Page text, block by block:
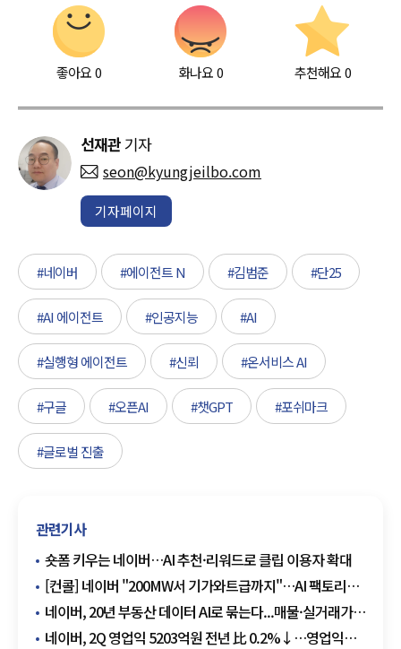
좋아요0 화나요0 추천해요 0
선재관 기자
seon@kyungjeilbo.com
기자페이지
#네이버 #에이전트 N #김범준 #단25
#AI 에이전트 #인공지능 #AI
#실행형 에이전트 #신뢰 #온서비스 AI
#구글 #오픈AI #챗GPT #포쉬마크
#글로벌 진출
관련기사
숏폼 키우는 네이버…AI 추천·리워드로 클립 이용자 확대
[컨콜] 네이버 "200MW서 기가와트급까지"…AI 팩토리
글로벌 확장 청사진
네이버, 20년 부동산 데이터 AI로 묶는다...매물·실거래가·
후기·금융정보 종합 분석
네이버, 2Q 영업익 5203억원 전년 比 0.2%↓…영업익